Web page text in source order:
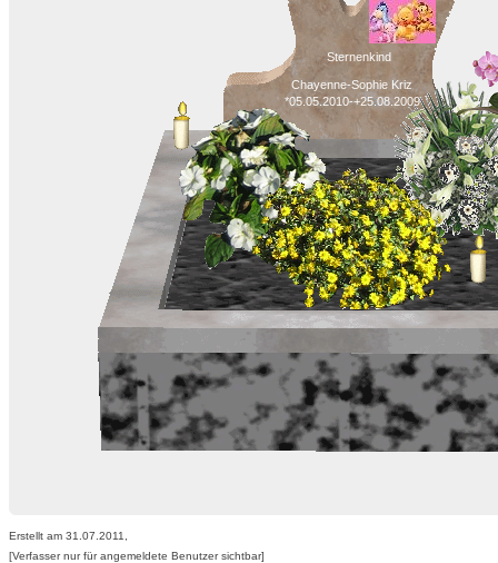
Chayenne-Sophie Kriz
*05.05.2010-+25.08.2009
Sternenkind
Erstellt am 31.07.2011,
[Verfasser nur für angemeldete Benutzer sichtbar]